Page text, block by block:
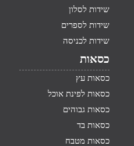
שידות לסלון
שידות לספרים
שידות לכניסה
כסאות
כסאות עץ
כסאות לפינת אוכל
כסאות גבוהים
כסאות בד
כסאות מטבח